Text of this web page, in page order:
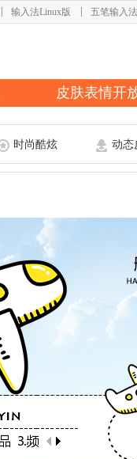
输入法Linux版 五笔输入法
皮肤表情开
时尚酷炫 动态